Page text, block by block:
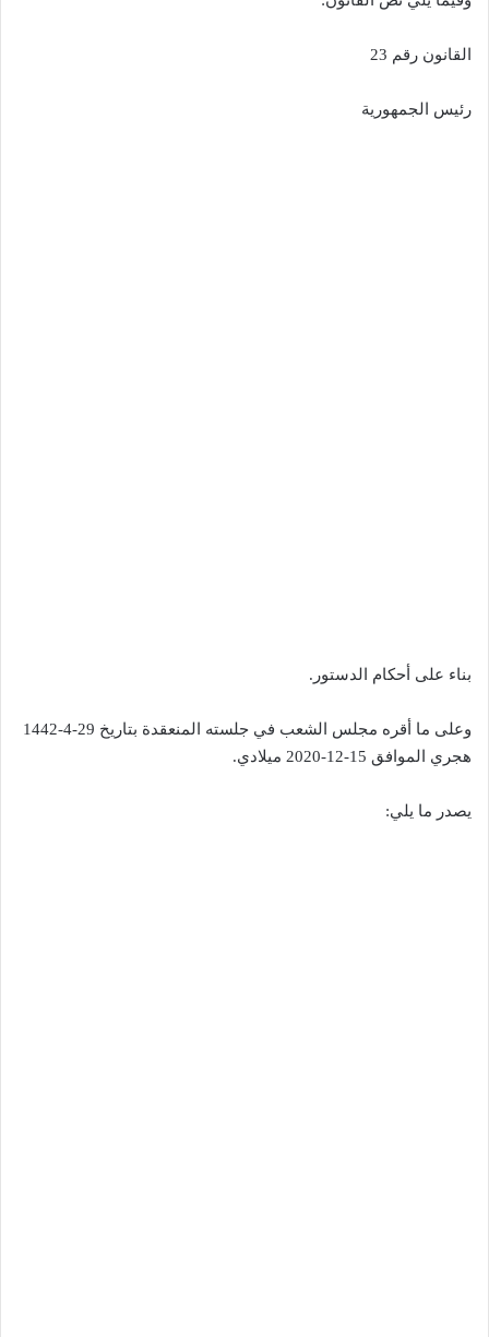
القانون رقم 23
رئيس الجمهورية
بناء على أحكام الدستور.
وعلى ما أقره مجلس الشعب في جلسته المنعقدة بتاريخ 29-4-1442
هجري الموافق 15-12-2020 ميلادي.
يصدر ما يلي: